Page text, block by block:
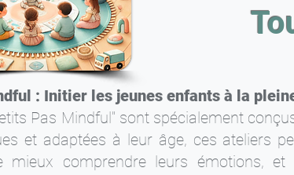
: Initier les jeunes enfants à la
Pas Mindful" sont spécialement
et adaptées à leur âge, ces ateliers
mieux comprendre leurs émotions,